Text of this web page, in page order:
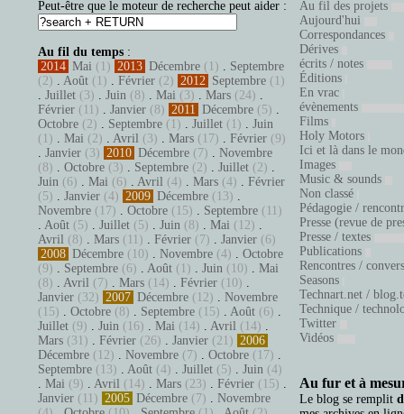
Peut-être que le moteur de recherche peut aider :
Au fil du temps :
2014 Mai (1) 2013 Décembre (1) . Septembre
(2) . Août (1) . Février (2) 2012 Septembre (1)
. Juillet (3) . Juin (8) . Mai (3) . Mars (24) .
Février (11) . Janvier (8) 2011 Décembre (5) .
Octobre (2) . Septembre (1) . Juillet (1) . Juin
(1) . Mai (2) . Avril (3) . Mars (17) . Février (9)
. Janvier (3) 2010 Décembre (7) . Novembre
(8) . Octobre (3) . Septembre (2) . Juillet (2) .
Juin (6) . Mai (6) . Avril (4) . Mars (4) . Février
(5) . Janvier (4) 2009 Décembre (13) .
Novembre (17) . Octobre (15) . Septembre (11)
. Août (5) . Juillet (5) . Juin (8) . Mai (12) .
Avril (8) . Mars (11) . Février (7) . Janvier (6)
2008 Décembre (10) . Novembre (4) . Octobre
(9) . Septembre (6) . Août (1) . Juin (10) . Mai
(8) . Avril (7) . Mars (14) . Février (10) .
Janvier (32) 2007 Décembre (12) . Novembre
(15) . Octobre (8) . Septembre (15) . Août (6) .
Juillet (9) . Juin (16) . Mai (14) . Avril (14) .
Mars (31) . Février (26) . Janvier (21) 2006
Décembre (12) . Novembre (7) . Octobre (17) .
Septembre (13) . Août (4) . Juillet (5) . Juin (4)
. Mai (9) . Avril (14) . Mars (23) . Février (15) .
Janvier (11) 2005 Décembre (7) . Novembre
Au fil des projets
Aujourd'hui
Correspondances
Dérives
écrits / notes
Éditions
En vrac
évènements
Films
Holy Motors
Ici et là dans le
Images
Music & sounds
Non classé
Pédagogie /
Presse (revue de
Presse / textes
Publications
Rencontres /
Seasons
Technart.net /
Technique /
Twitter
Vidéos
Au fur et à
Le blog se remplit